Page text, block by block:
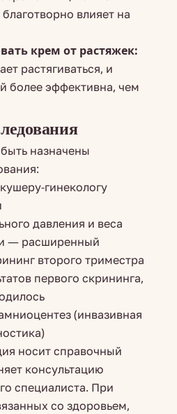
влияет на
крем от растяжек:
растягиваться, и
более эффективна, чем
назначены
гинекологу
давления и веса
— расширенный
второго триместра
первого скрининга,
(инвазивная
носит справочный
консультацию
специалиста. При
со здоровьем,